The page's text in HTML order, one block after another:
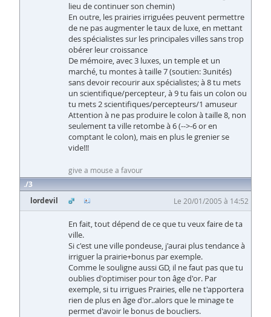
lieu de continuer son chemin)
En outre, les prairies irriguées peuvent permettre
de ne pas augmenter le taux de luxe, en mettant
des spécialistes sur les principales villes sans trop
obérer leur croissance
De mémoire, avec 3 luxes, un temple et un
marché, tu montes à taille 7 (soutien: 3unités)
sans devoir recourir aux spécialistes; à 8 tu mets
un scientifique/percepteur, à 9 tu fais un colon ou
tu mets 2 scientifiques/percepteurs/1 amuseur
Attention à ne pas produire le colon à taille 8, non
seulement ta ville retombe à 6 (-->-6 or en
comptant le colon), mais en plus le grenier se
vide!!!
give a mouse a favour
3
lordevil
Le 20/01/2005 à 14:52
En fait, tout dépend de ce que tu veux faire de ta
ville.
Si c'est une ville pondeuse, j'aurai plus tendance à
irriguer la prairie+bonus par exemple.
Comme le souligne aussi GD, il ne faut pas que tu
oublies d'optimiser pour ton âge d'or. Par
exemple, si tu irrigues Prairies, elle ne t'apportera
rien de plus en âge d'or..alors que le minage te
permet d'avoir le bonus de boucliers.